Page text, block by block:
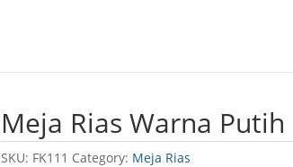
Meja Rias Warna Putih
SKU: FK111 Category: Meja Rias